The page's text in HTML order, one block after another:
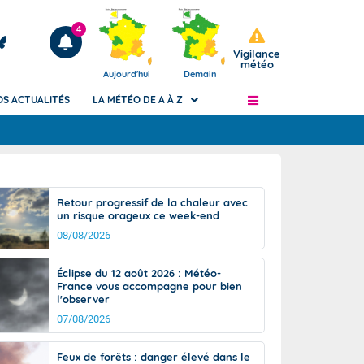
Articles
4
Aujourd'hui Demain
Vigilance
météo
de
Phénomènes dangereux de J+2 à J+7
Avertissement pluies intenses à l'échelle
des communes (Apic)
Bulletins Marine
Bulletins d'estimation du risque
d'avalanche
Météo des forêts
Vigicrues
ACTUALITÉS LA MÉTÉO DE A À Z
Retour progressif de la chaleur avec
un risque orageux ce week-end
08/08/2026
Éclipse du 12 août 2026 : Météo-
France vous accompagne pour bien
l'observer
07/08/2026
Feux de forêts : danger élevé dans le